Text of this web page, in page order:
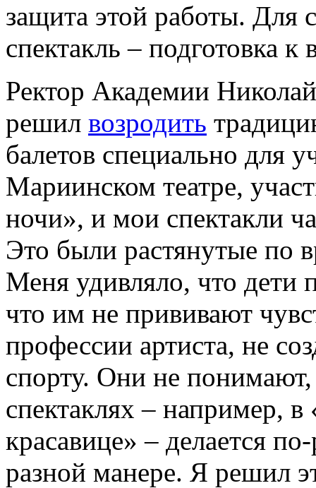
защита этой работы. Для
спектакль – подготовка
Ректор Академии
решил возродить
балетов специально для
Мариинском театре,
ночи», и мои спектакли
Это были растянутые по
Меня удивляло, что дети
что им не прививают
профессии артиста, не
спорту. Они не
спектаклях – например,
красавице» – делается
разной манере. Я решил